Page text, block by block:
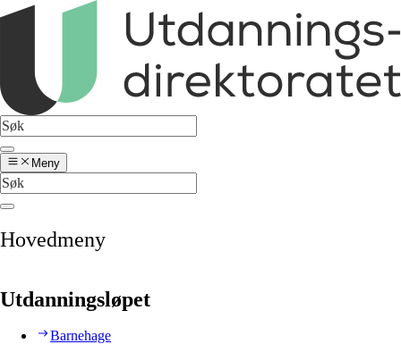
Meny
Hovedmeny
Utdanningsløpet
Barnehage